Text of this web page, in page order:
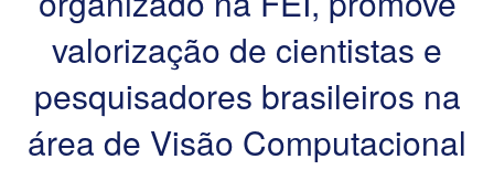
valorização de cientistas e
pesquisadores brasileiros na
área de Visão Computacional